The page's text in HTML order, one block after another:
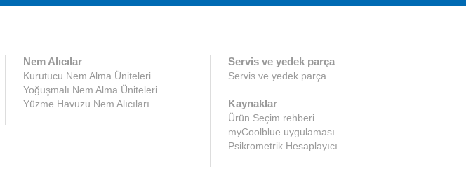
Nem Alıcılar
Kurutucu Nem Alma Üniteleri
Yoğuşmalı Nem Alma Üniteleri
Yüzme Havuzu Nem Alıcıları
Servis ve yedek parça
Servis ve yedek parça
Kaynaklar
Ürün Seçim rehberi
myCoolblue uygulaması
Psikrometrik Hesaplayıcı